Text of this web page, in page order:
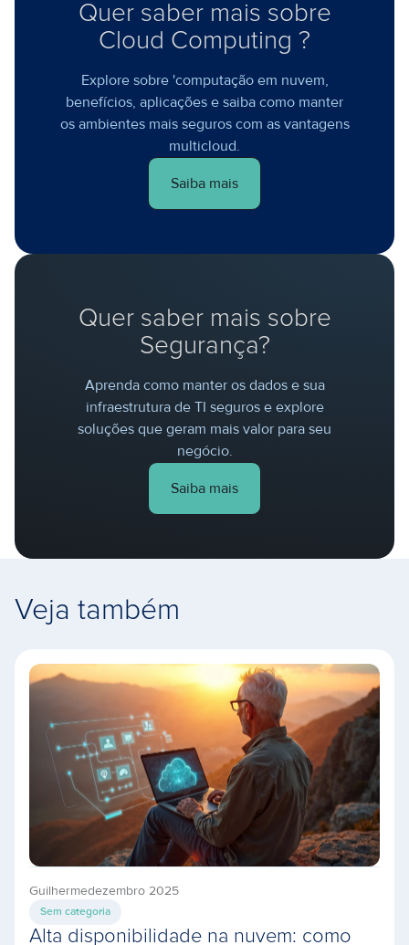
Quer saber mais sobre
Cloud Computing ?
Explore sobre 'computação em nuvem,
benefícios, aplicações e saiba como manter
os ambientes mais seguros com as vantagens
multicloud.
Saiba mais
Quer saber mais sobre
Segurança?
Aprenda como manter os dados e sua
infraestrutura de TI seguros e explore
soluções que geram mais valor para seu
negócio.
Saiba mais
Veja também
Guilhermedezembro 2025
Sem categoria
Alta disponibilidade na nuvem: como